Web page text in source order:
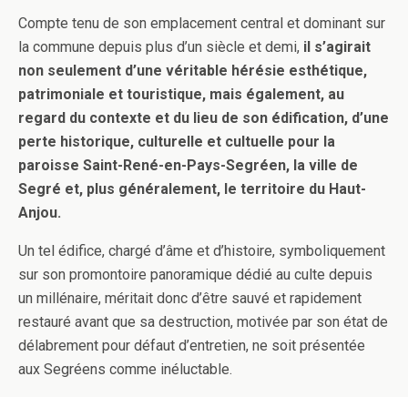
Compte tenu de son emplacement central et dominant sur
la commune depuis plus d’un siècle et demi, il s’agirait
non seulement d’une véritable hérésie esthétique,
patrimoniale et touristique, mais également, au
regard du contexte et du lieu de son édification, d’une
perte historique, culturelle et cultuelle pour la
paroisse Saint-René-en-Pays-Segréen, la ville de
Segré et, plus généralement, le territoire du Haut-
Anjou.
Un tel édifice, chargé d’âme et d’histoire, symboliquement
sur son promontoire panoramique dédié au culte depuis
un millénaire, méritait donc d’être sauvé et rapidement
restauré avant que sa destruction, motivée par son état de
délabrement pour défaut d’entretien, ne soit présentée
aux Segréens comme inéluctable.